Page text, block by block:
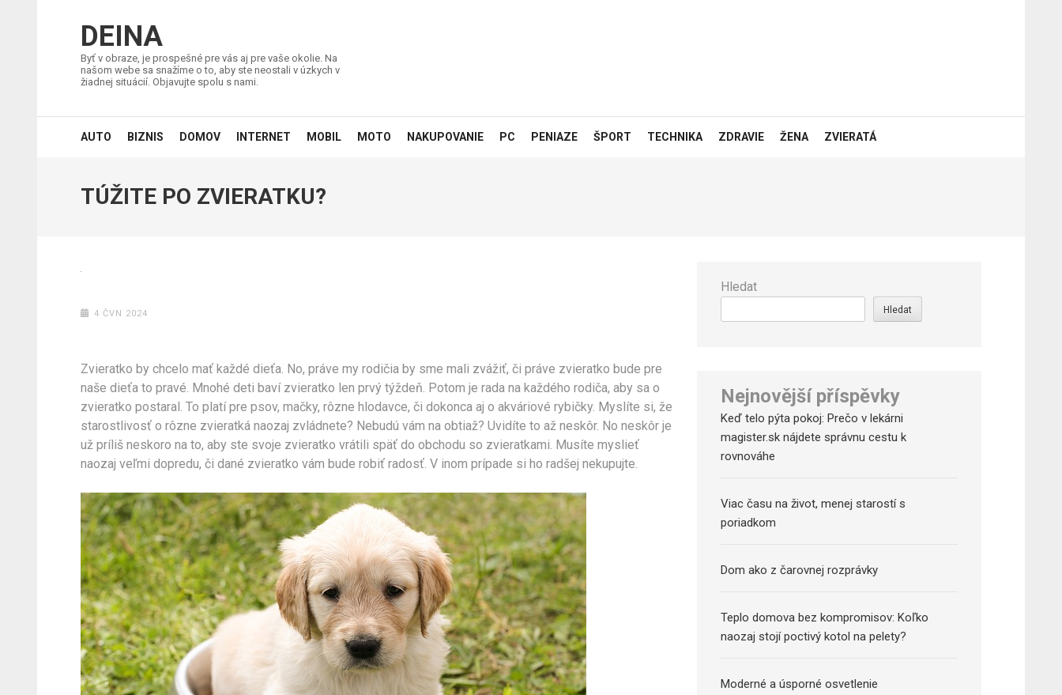
(stiskněte
DEINA
Byť v obraze, je prospešné pre vás aj pre vaše okolie. Na
našom webe sa snažíme o to, aby ste neostali v úzkych v
žiadnej situácií. Objavujte spolu s nami.
AUTO BIZNIS DOMOV INTERNET MOBIL MOTO NAKUPOVANIE PC PENIAZE ŠPORT TECHNIKA ZDRAVIE ŽENA ZVIERATÁ
TÚŽITE PO ZVIERATKU?
4 ČVN 2024
Zvieratko by chcelo mať každé dieťa. No, práve my rodičia by sme mali zvážiť, či práve zvieratko bude pre
naše dieťa to pravé. Mnohé deti baví zvieratko len prvý týždeň. Potom je rada na každého rodiča, aby sa o
zvieratko postaral. To platí pre psov, mačky, rôzne hlodavce, či dokonca aj o akváriové rybičky. Myslíte si, že
starostlivosť o rôzne zvieratká naozaj zvládnete? Nebudú vám na obtiaž? Uvidíte to až neskôr. No neskôr je
už príliš neskoro na to, aby ste svoje zvieratko vrátili späť do obchodu so zvieratkami. Musíte myslieť
naozaj veľmi dopredu, či dané zvieratko vám bude robiť radosť. V inom prípade si ho radšej nekupujte.
Hledat
Hledat
Nejnovější příspěvky
Keď telo pýta pokoj: Prečo v lekárni
magister.sk nájdete správnu cestu k
rovnováhe
Viac času na život, menej starostí s
poriadkom
Dom ako z čarovnej rozprávky
Teplo domova bez kompromisov: Koľko
naozaj stojí poctivý kotol na pelety?
Moderné a úsporné osvetlenie